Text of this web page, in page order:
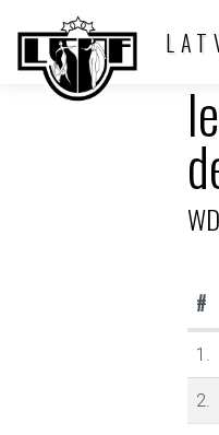
#
1.
2.